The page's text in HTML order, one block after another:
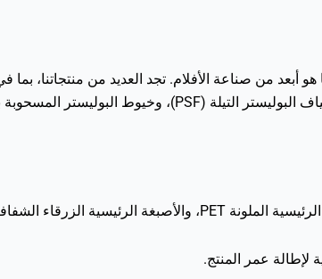
عمر المنتج.